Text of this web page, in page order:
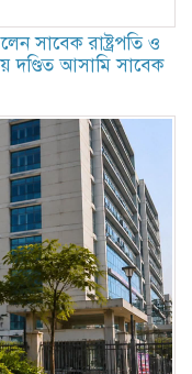
সাবেক রাষ্ট্রপতি ও
দণ্ডিত আসামি সাবেক